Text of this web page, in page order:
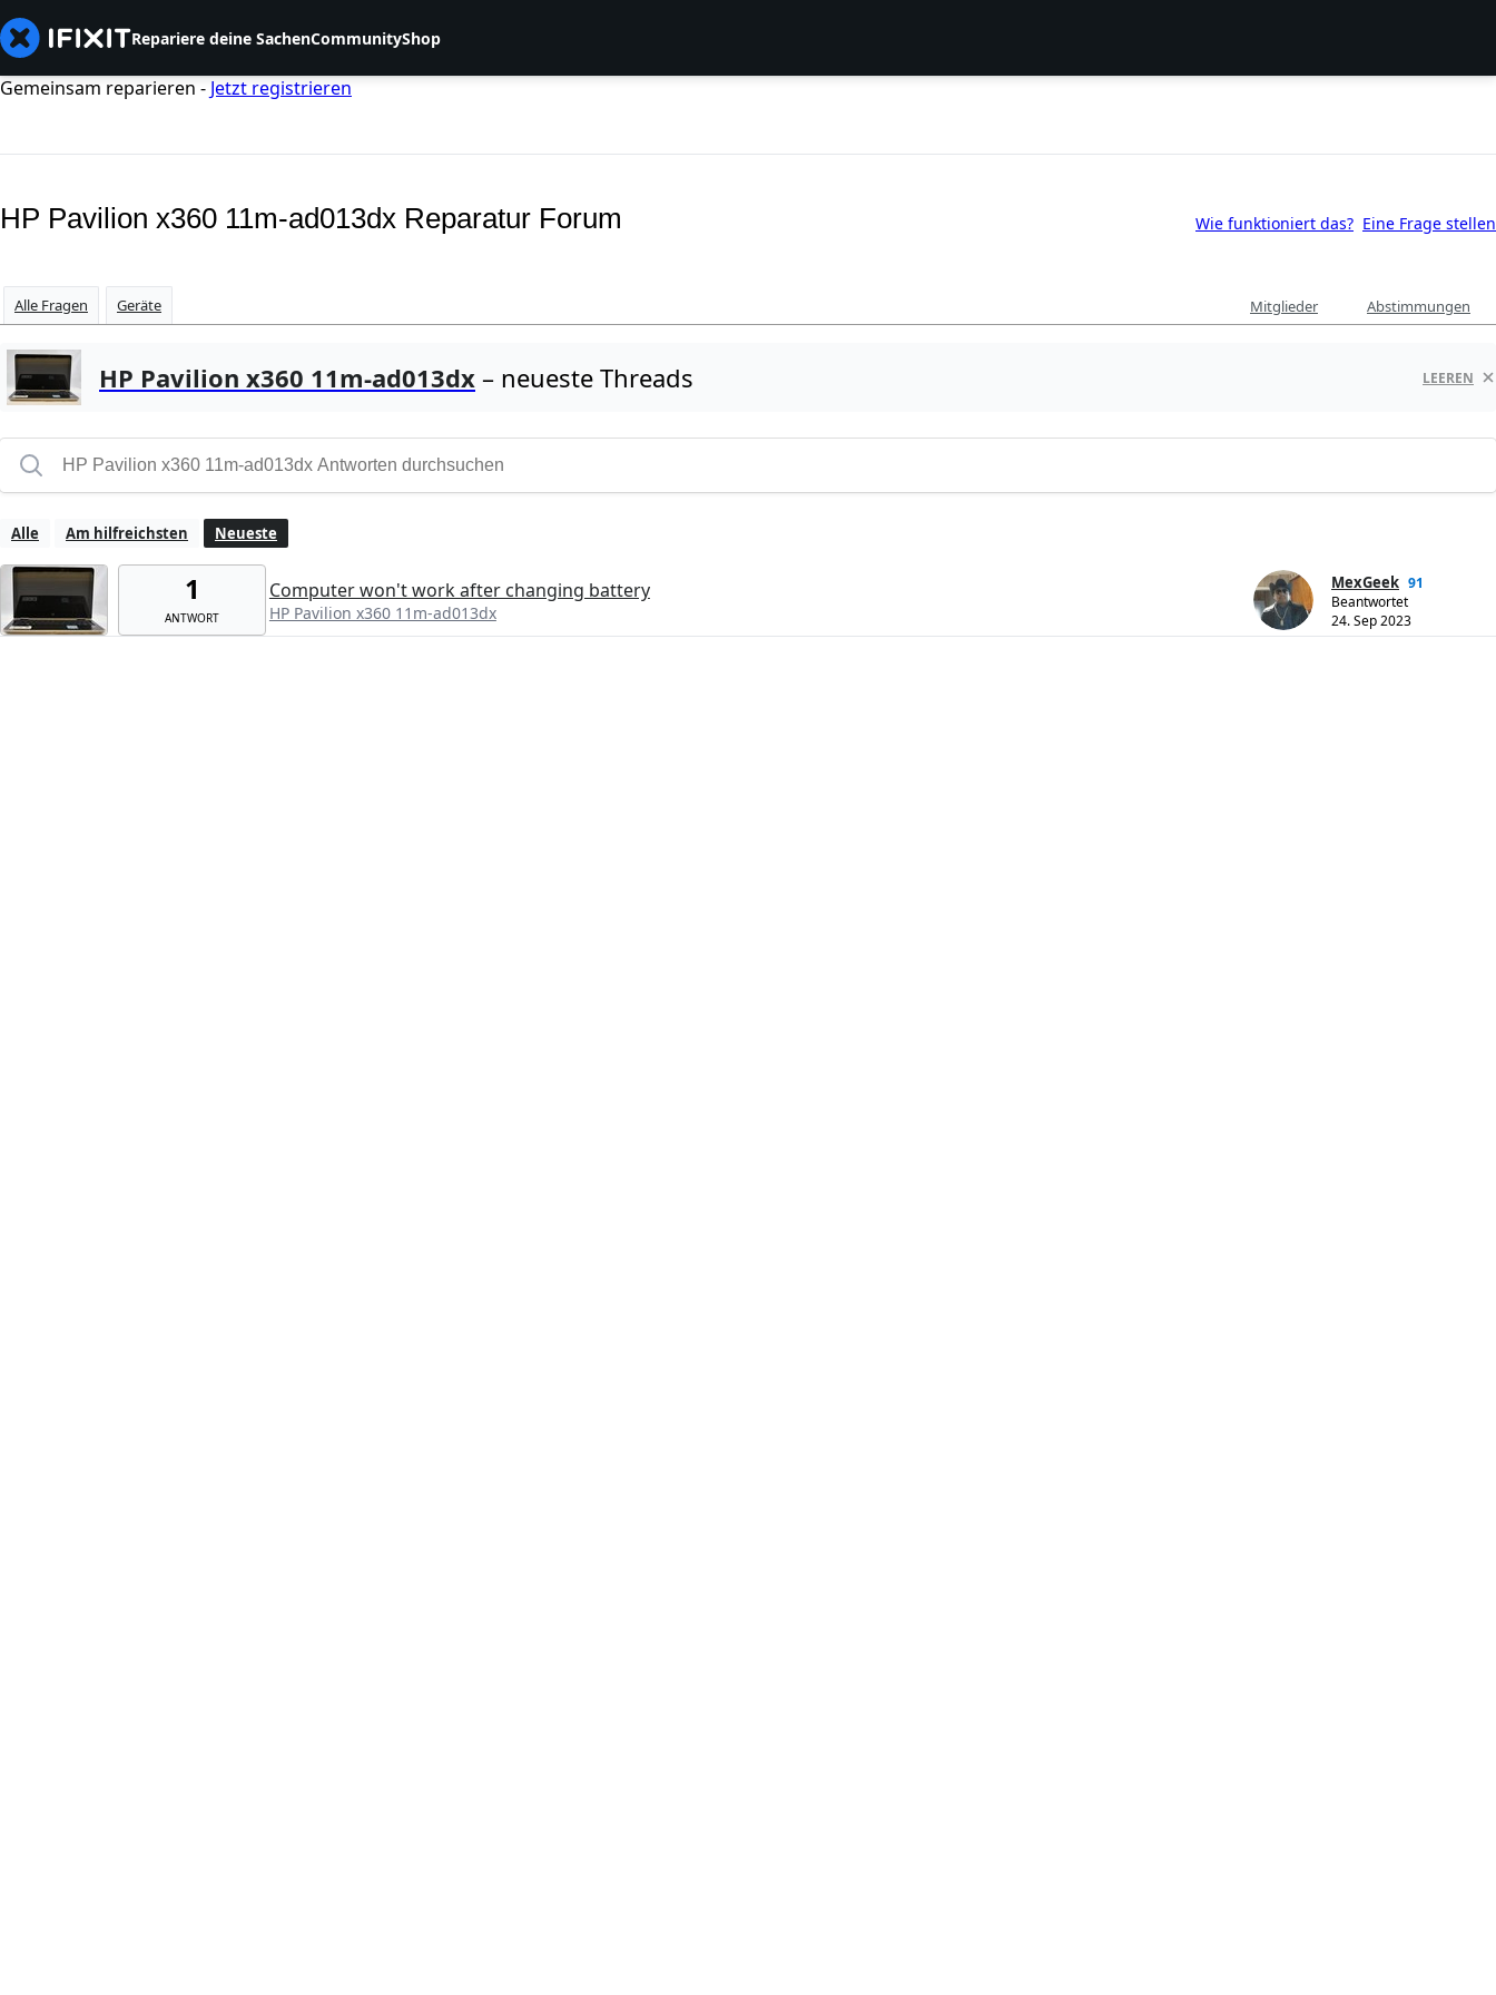
Repariere deine SachenCommunityShop
Gemeinsam reparieren - Jetzt registrieren
HP Pavilion x360 11m-ad013dx Reparatur Forum Wie funktioniert das? Eine Frage stellen
Alle Fragen Geräte Mitglieder Abstimmungen
HP Pavilion x360 11m-ad013dx – neueste Threads LEEREN
Alle Am hilfreichsten Neueste
1
ANTWORT
Computer won't work after changing battery
HP Pavilion x360 11m-ad013dx
MexGeek 91
Beantwortet
24. Sep 2023